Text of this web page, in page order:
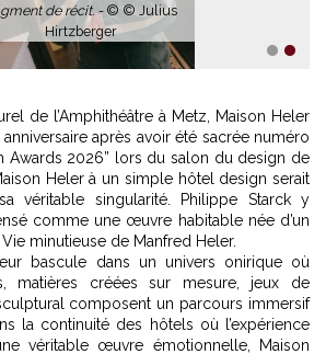
de récit. - © © Julius
Hirtzberger
de l’Amphithéâtre à Metz, Maison Heler
après avoir été sacrée numéro
Awards 2026” lors du salon du design de
Heler à un simple hôtel design serait
véritable singularité. Philippe Starck y
comme une œuvre habitable née d’un
minutieuse de Manfred Heler.
bascule dans un univers onirique où
matières créées sur mesure, jeux de
composent un parcours immersif
la continuité des
hôtels où l’expérience
véritable œuvre émotionnelle, Maison